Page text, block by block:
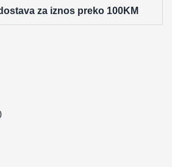
za iznos preko 100KM